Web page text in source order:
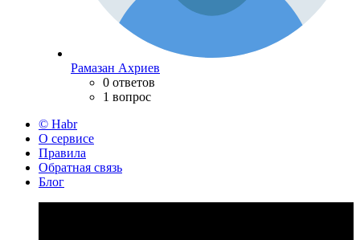
Рамазан Ахриев
0 ответов
1 вопрос
© Habr
О сервисе
Правила
Обратная связь
Блог